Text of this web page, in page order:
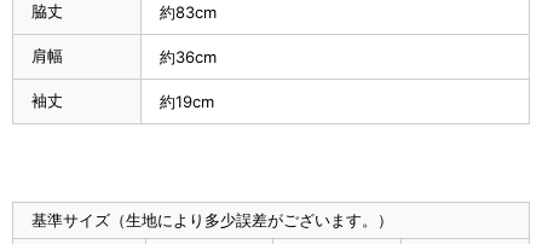
脇丈 約83cm
肩幅 約36cm
袖丈 約19cm
基準サイズ（生地により多少誤差がございます。）